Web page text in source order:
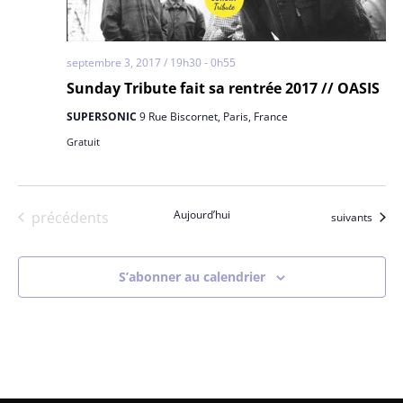
Sunday Tribute fait sa rentrée 2017 // OASIS
septembre 3, 2017 / 19h30 -0h55
SUPERSONIC 9 Rue Biscornet, Paris, France
Gratuit
Évènements
précédents Aujourd’hui Évènements
suivants
S’abonner au calendrier